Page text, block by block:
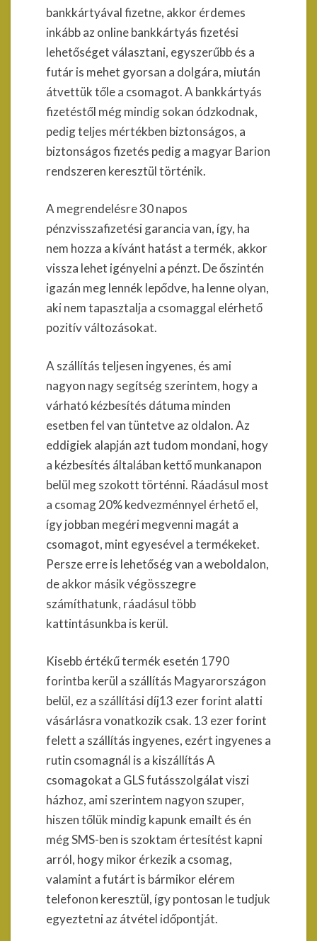
bankkártyával fizetne, akkor érdemes
inkább az online bankkártyás fizetési
lehetőséget választani, egyszerűbb és a
futár is mehet gyorsan a dolgára, miután
átvettük tőle a csomagot. A bankkártyás
fizetéstől még mindig sokan ódzkodnak,
pedig teljes mértékben biztonságos, a
biztonságos fizetés pedig a magyar Barion
rendszeren keresztül történik.
A megrendelésre 30 napos
pénzvisszafizetési garancia van, így, ha
nem hozza a kívánt hatást a termék, akkor
vissza lehet igényelni a pénzt. De őszintén
igazán meg lennék lepődve, ha lenne olyan,
aki nem tapasztalja a csomaggal elérhető
pozitív változásokat.
A szállítás teljesen ingyenes, és ami
nagyon nagy segítség szerintem, hogy a
várható kézbesítés dátuma minden
esetben fel van tüntetve az oldalon. Az
eddigiek alapján azt tudom mondani, hogy
a kézbesítés általában kettő munkanapon
belül meg szokott történni. Ráadásul most
a csomag 20% kedvezménnyel érhető el,
így jobban megéri megvenni magát a
csomagot, mint egyesével a termékeket.
Persze erre is lehetőség van a weboldalon,
de akkor másik végösszegre
számíthatunk, ráadásul több
kattintásunkba is kerül.
Kisebb értékű termék esetén 1790
forintba kerül a szállítás Magyarországon
belül, ez a szállítási díj13 ezer forint alatti
vásárlásra vonatkozik csak. 13 ezer forint
felett a szállítás ingyenes, ezért ingyenes a
rutin csomagnál is a kiszállítás A
csomagokat a GLS futásszolgálat viszi
házhoz, ami szerintem nagyon szuper,
hiszen tőlük mindig kapunk emailt és én
még SMS-ben is szoktam értesítést kapni
arról, hogy mikor érkezik a csomag,
valamint a futárt is bármikor elérem
telefonon keresztül, így pontosan le tudjuk
egyeztetni az átvétel időpontját.